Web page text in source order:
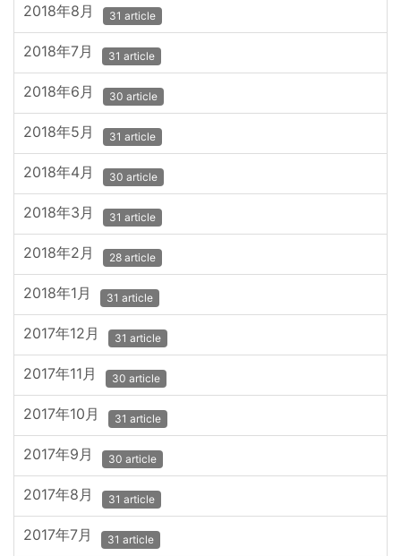
2018年8月 31 article
2018年7月 31 article
2018年6月 30 article
2018年5月 31 article
2018年4月 30 article
2018年3月 31 article
2018年2月 28 article
2018年1月 31 article
2017年12月 31 article
2017年11月 30 article
2017年10月 31 article
2017年9月 30 article
2017年8月 31 article
2017年7月 31 article